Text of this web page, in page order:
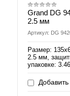
Grand DG
2.5 мм
Артикул: DG
Размер:
2.5 мм,
упаковке: